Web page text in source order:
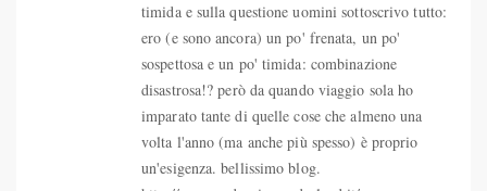
timida e sulla questione uomini sottoscrivo tutto:
ero (e sono ancora) un po' frenata, un po'
sospettosa e un po' timida: combinazione
disastrosa!? però da quando viaggio sola ho
imparato tante di quelle cose che almeno una
volta l'anno (ma anche più spesso) è proprio
un'esigenza. bellissimo blog.